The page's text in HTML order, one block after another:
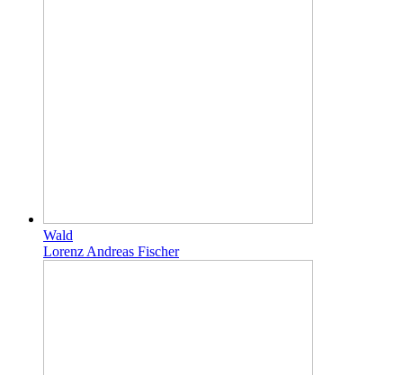
Wald
Lorenz Andreas Fischer